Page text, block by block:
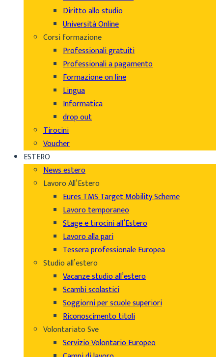
Diritto allo studio
Università Online
Corsi formazione
Professionali gratuiti
Professionali a pagamento
Formazione on line
Lingua
Informatica
drop out
Tirocini
Voucher
ESTERO
News estero
Lavoro All’Estero
Eures TMS Target Mobility Scheme
Lavoro temporaneo
Stage e tirocini all’Estero
Lavoro alla pari
Tessera professionale Europea
Studio all’estero
Vacanze studio all’estero
Scambi scolastici
Soggiorni per scuole superiori
Riconoscimento titoli
Volontariato Sve
Servizio Volontario Europeo